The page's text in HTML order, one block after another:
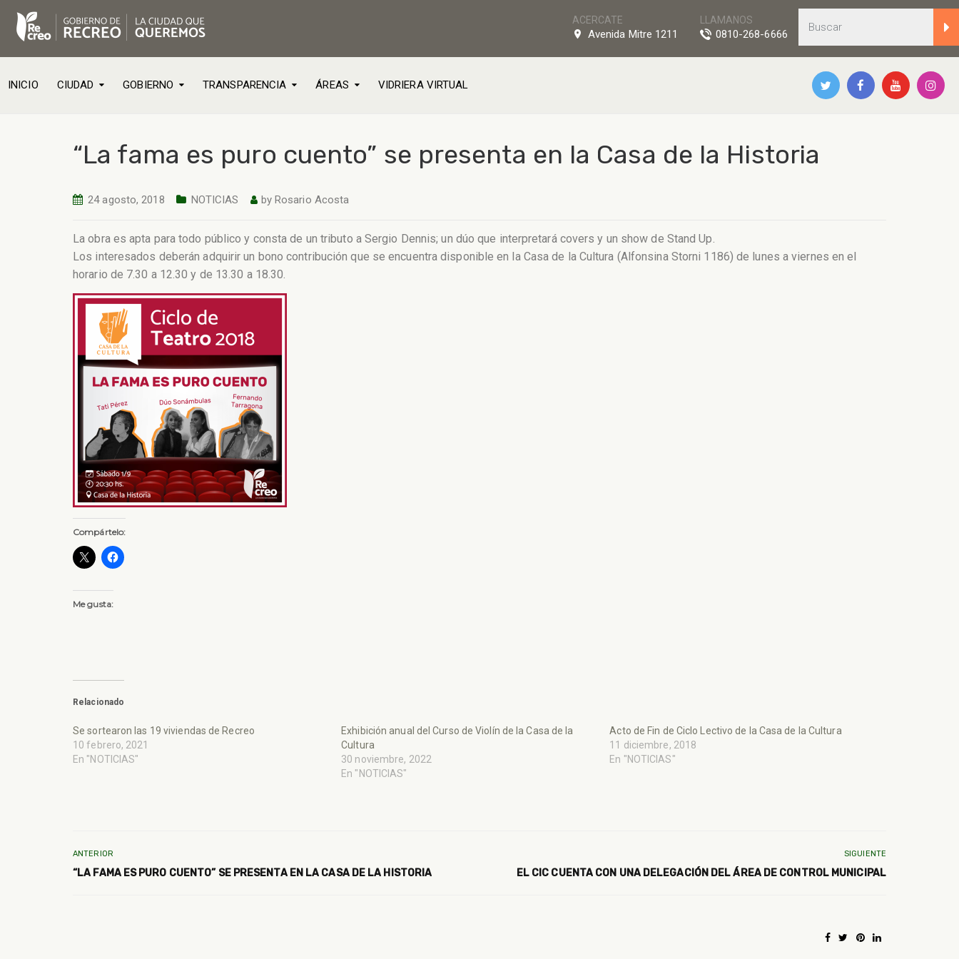
LLAMANOS
0810-268-6666
ACERCATE
Avenida Mitre 1211
INICIO CIUDAD GOBIERNO TRANSPARENCIA ÁREAS VIDRIERA VIRTUAL
“La fama es puro cuento” se presenta en la Casa de la Historia
24 agosto, 2018 NOTICIAS by Rosario Acosta
La obra es apta para todo público y consta de un tributo a Sergio Dennis; un dúo que interpretará covers y un show de Stand Up.
Los interesados deberán adquirir un bono contribución que se encuentra disponible en la Casa de la Cultura (Alfonsina Storni 1186) de lunes a viernes en el
horario de 7.30 a 12.30 y de 13.30 a 18.30.
Compártelo:
Me gusta:
Relacionado
Se sortearon las 19 viviendas de Recreo
10 febrero, 2021
En "NOTICIAS"
Exhibición anual del Curso de Violín de la Casa de la
Cultura
30 noviembre, 2022
En "NOTICIAS"
Acto de Fin de Ciclo Lectivo de la Casa de la Cultura
11 diciembre, 2018
En "NOTICIAS"
ANTERIOR
“LA FAMA ES PURO CUENTO” SE PRESENTA EN LA CASA DE LA HISTORIA
SIGUIENTE
EL CIC CUENTA CON UNA DELEGACIÓN DEL ÁREA DE CONTROL MUNICIPAL